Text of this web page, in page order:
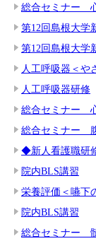
総合セミナー
第12回島根大学
第12回島根大学
人工呼吸器＜や
人工呼吸器研修
総合セミナー
総合セミナー
◆新人看護職研
院内BLS講習
栄養評価＜嚥下
院内BLS講習
総合セミナー